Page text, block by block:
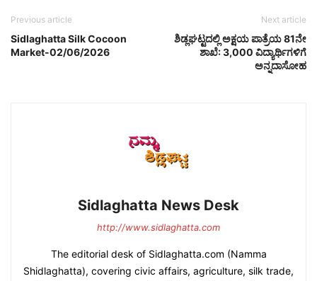
Previous article
Sidlaghatta Silk Cocoon
Market-02/06/2026
Next article
ಶಿಡ್ಲಘಟ್ಟದಲ್ಲಿ ಅಕ್ಷಯ ಪಾತ್ರೆಯ 81ನೇ
ಶಾಖೆ: 3,000 ವಿದ್ಯಾರ್ಥಿಗಳಿಗೆ
ಅನ್ನದಾಸೋಹ
Sidlaghatta News Desk
http://www.sidlaghatta.com
The editorial desk of Sidlaghatta.com (Namma
Shidlaghatta), covering civic affairs, agriculture, silk trade,